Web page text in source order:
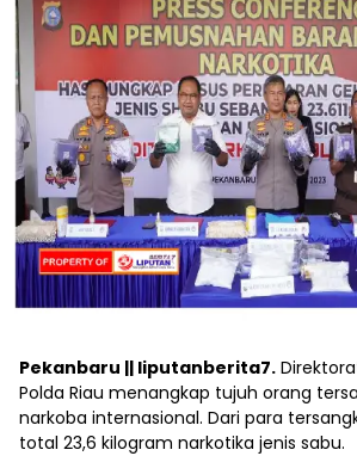
Pekanbaru || liputanberita7.
Polda Riau menangkap tujuh orang
narkoba internasional. Dari para
total 23,6 kilogram narkotika jenis sabu.